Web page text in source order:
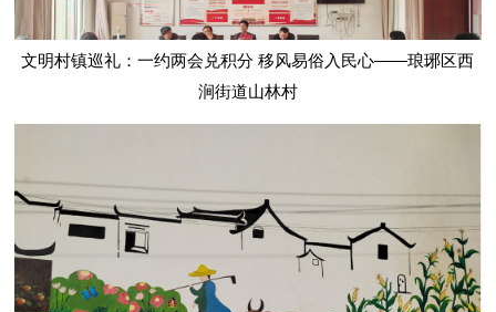
文明村镇巡礼：一约两会兑积分 移风易俗入民心——琅琊区西
涧街道山林村